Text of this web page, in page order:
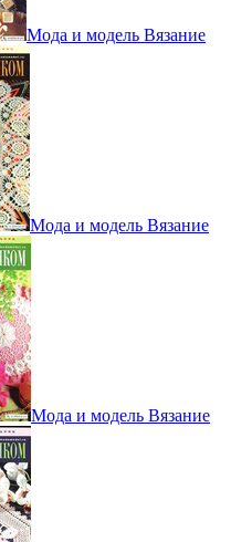
Мода и модель Вязание
Мода и модель Вязание
Мода и модель Вязание